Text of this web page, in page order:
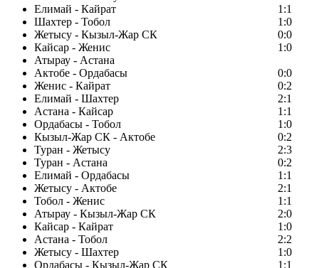
Елимай - Кайрат
1:1
Шахтер - Тобол
1:0
Жетысу - Кызыл-Жар СК
0:0
Кайсар - Женис
1:0
Атырау - Астана
Актобе - Ордабасы
0:0
Женис - Кайрат
0:2
Елимай - Шахтер
2:1
Астана - Кайсар
1:1
Ордабасы - Тобол
1:0
Кызыл-Жар СК - Актобе
0:2
Туран - Жетысу
2:3
Туран - Астана
0:2
Елимай - Ордабасы
1:1
Жетысу - Актобе
2:1
Тобол - Женис
1:1
Атырау - Кызыл-Жар СК
2:0
Кайсар - Кайрат
1:0
Астана - Тобол
2:2
Жетысу - Шахтер
1:0
Ордабасы - Кызыл-Жар СК
1:1